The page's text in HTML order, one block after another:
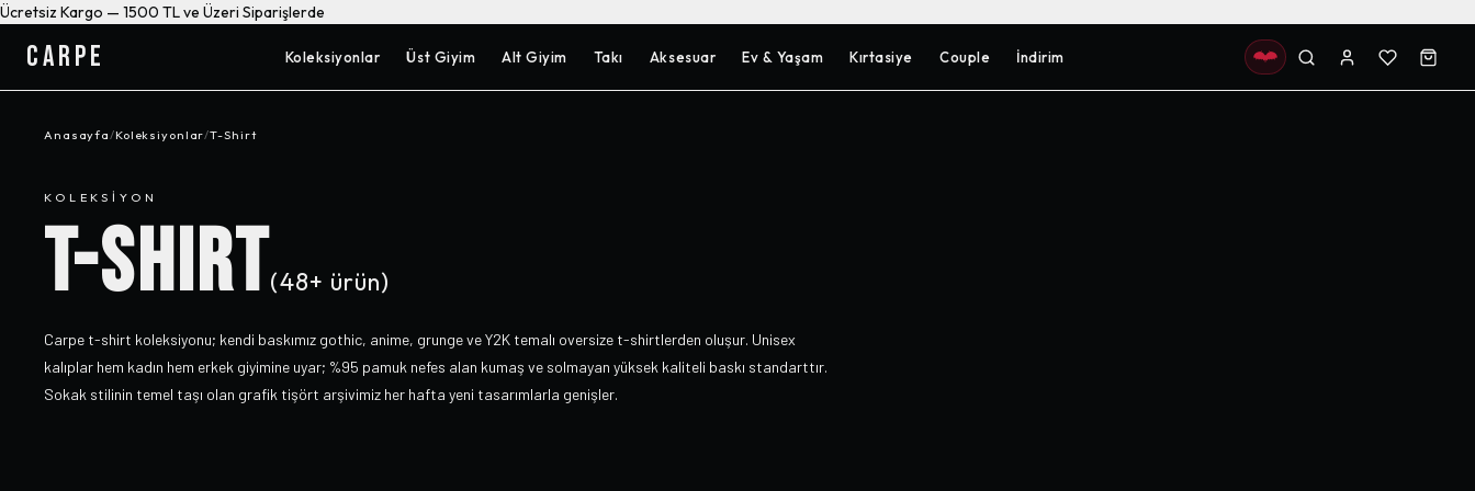
Ücretsiz Kargo — 1500 TL ve Üzeri Siparişlerde
CARPE Koleksiyonlar Üst Giyim Alt Giyim Takı Aksesuar Ev & Yaşam Kırtasiye Couple İndirim
Anasayfa/Koleksiyonlar/T-Shirt
KOLEKSIYON
T-SHIRT(48+ ürün)
Carpe t-shirt koleksiyonu; kendi baskımız gothic, anime, grunge ve Y2K temalı oversize t-shirtlerden oluşur. Unisex
kalıplar hem kadın hem erkek giyimine uyar; %95 pamuk nefes alan kumaş ve solmayan yüksek kaliteli baskı standarttır.
Sokak stilinin temel taşı olan grafik tişört arşivimiz her hafta yeni tasarımlarla genişler.